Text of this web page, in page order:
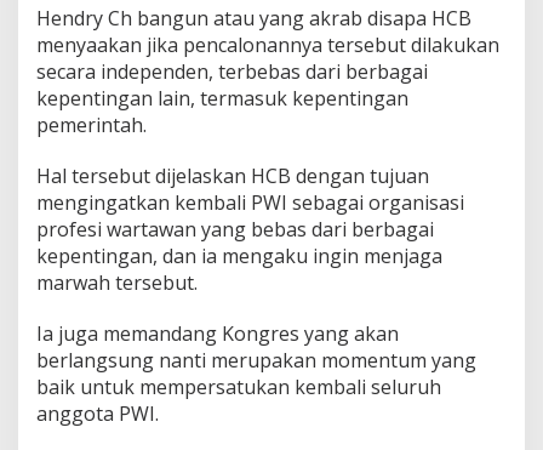
K
e
t
u
a
u
m
P
W
I
Hendry Ch bangun atau yang akrab disapa HCB
menyaakan jika pencalonannya tersebut dilakukan
secara independen, terbebas dari berbagai
kepentingan lain, termasuk kepentingan
pemerintah.
Hal tersebut dijelaskan HCB dengan tujuan
mengingatkan kembali PWI sebagai organisasi
profesi wartawan yang bebas dari berbagai
kepentingan, dan ia mengaku ingin menjaga
marwah tersebut.
Ia juga memandang Kongres yang akan
berlangsung nanti merupakan momentum yang
baik untuk mempersatukan kembali seluruh
anggota PWI.